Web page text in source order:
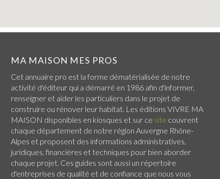
MA MAISON MES PROS
Cet annuaire pro est la forme dématérialisée de notre
activité d'éditeur qui a démarré en 1986 afin d'informer,
renseigner et aider les particuliers dans le projet de
construire ou rénover leur habitat. Les éditions VIVRE MA
MAISON disponibles en kiosques et sur ce site couvrent
chaque département de notre région Auvergne Rhône-
Alpes et proposent des informations administratives,
juridiques, financières et techniques pour bien aborder
chaque projet. Ces guides sont aussi un répertoire
d'entreprises de qualité et de confiance que nous vous